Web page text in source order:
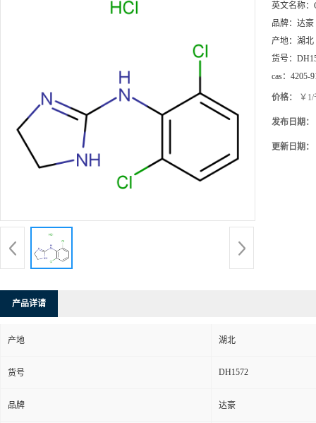
英文名称：
品牌： 达豪
产地： 湖北
货号：
cas： 4205-
价格： ￥
发布日期：
更新日期：
产品详请
产地 湖北
货号 DH1572
品牌 达豪